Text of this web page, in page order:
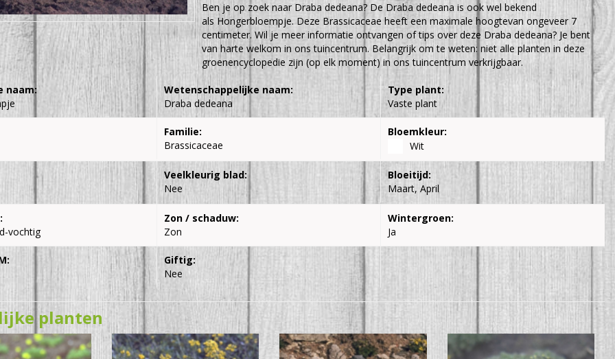
Ben je op zoek naar Draba dedeana? De Draba dedeana is ook wel bekend
als Hongerbloempje. Deze Brassicaceae heeft een maximale hoogtevan ongeveer 7
centimeter. Wil je meer informatie ontvangen of tips over deze Draba dedeana? Je bent
van harte welkom in ons tuincentrum. Belangrijk om te weten: niet alle planten in deze
groenencyclopedie zijn (op elk moment) in ons tuincentrum verkrijgbaar.
naam:
Wetenschappelijke naam:
Draba dedeana
Type plant:
Vaste plant
Familie:
Brassicaceae
Bloemkleur:
Wit
Veelkleurig blad:
Nee
Bloeitijd:
Maart, April
vochtig
Zon / schaduw:
Zon
Wintergroen:
Ja
Giftig:
Nee
planten